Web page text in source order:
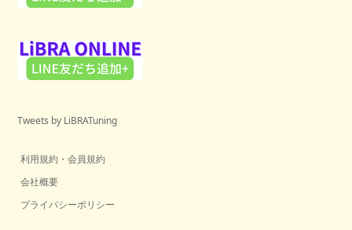
Tweets by LiBRATuning
利用規約・会員規約
会社概要
プライバシーポリシー